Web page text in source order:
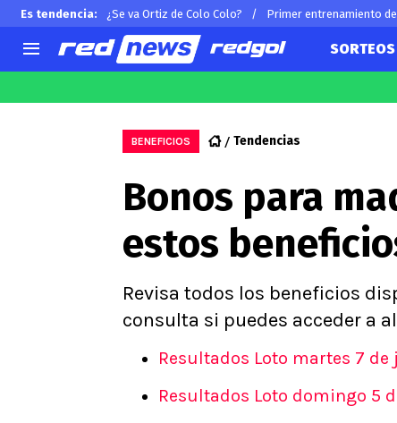
Es tendencia: ¿Se va Ortiz de Colo Colo? Primer entrenamiento
Selección Chilena
U de Chile
U Católica
Campeonato Nacional
Primera B
Segunda División
Copa Chile
Supercopa Chile
Campeonato Femenino
Ben
SORTEOS
BENEFICIOS Tendencias
Bonos para
estos
Revisa todos los beneficios
consulta si puedes acceder a
Resultados Loto martes 7
Resultados Loto domingo 5